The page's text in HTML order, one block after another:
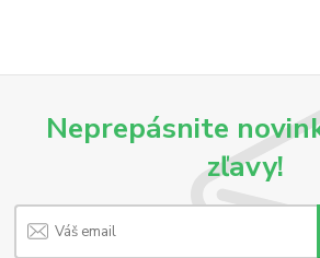
Neprepásnite
zľavy!